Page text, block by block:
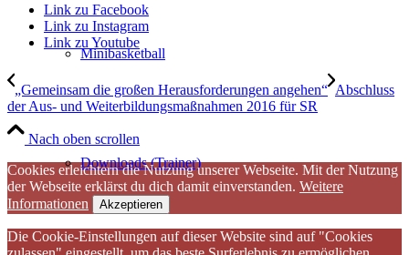
Minibasketball
Downloads (Trainer)
Link zu Facebook
Link zu Instagram
Link zu Youtube
„Gemeinsam die großen Herausforderungen angehen“ Abschluss
der Aus- und Weiterbildungsmaßnahmen 2016 für SR
Nach oben scrollen
Cookies erleichtern die Nutzung unserer Webseite. Mit der Nutzung
der Webseite erklärst du dich damit einverstanden. Weitere
Informationen
Akzeptieren
Die Cookie-Einstellungen auf dieser Website sind auf "Cookies